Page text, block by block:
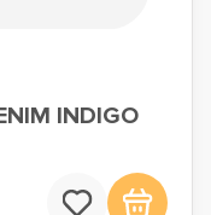
INDIGO